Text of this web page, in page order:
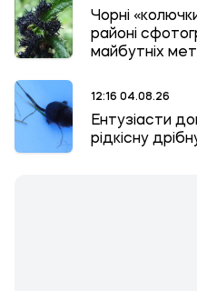
Чорні
районі
майбутніх
12:16 04.08.26
Ентузіасти
рідкісну